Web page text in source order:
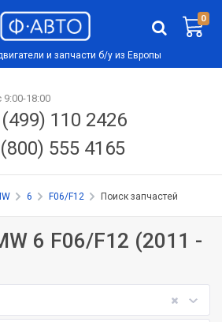
0
и запчасти б/у из Европы
9:00-18:00
110 2426
555 4165
6 F06/F12 Поиск запчастей
6 F06/F12 (2011 -